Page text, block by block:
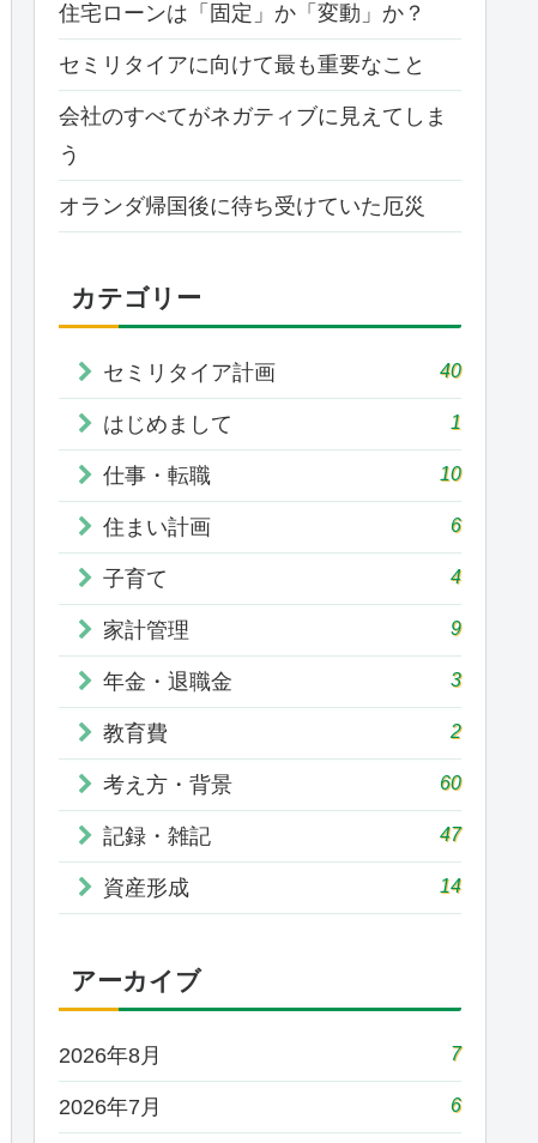
住宅ローンは「固定」か「変動」か？
セミリタイアに向けて最も重要なこと
会社のすべてがネガティブに見えてしま
う
オランダ帰国後に待ち受けていた厄災
カテゴリー
セミリタイア計画 40
はじめまして 1
仕事・転職 10
住まい計画 6
子育て 4
家計管理 9
年金・退職金 3
教育費 2
考え方・背景 60
記録・雑記 47
資産形成 14
アーカイブ
2026年8月 7
2026年7月 6